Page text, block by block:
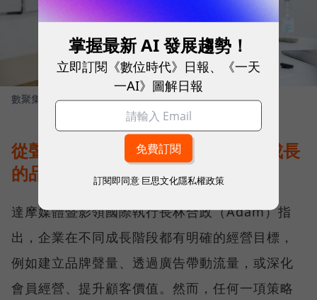
數聚集團創辦人 張元溢 圖／ 數位時代
從聲量、流量到存量，打造會持續成長
的品牌飛輪
達摩媒體暨影領國際執行長林合政（Adam）指
出，企業在不同成長階段都有明確的經營目標，
例如建立品牌聲量、透過廣告帶動流量，或深化
會員經營、提升顧客價值。然而，任何一項策略
掌握最新 AI 發展趨勢！
立即訂閱《數位時代》日報、《一天
一AI》圖解日報
訂閱即同意 巨思文化隱私權政策